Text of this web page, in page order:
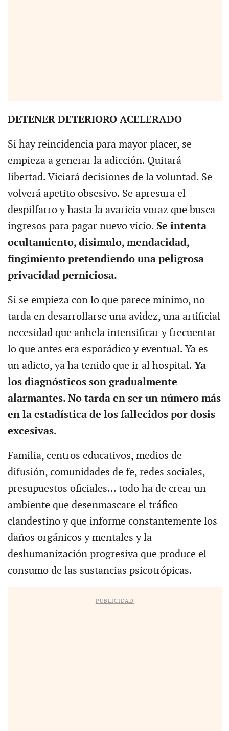
DETENER DETERIORO ACELERADO
Si hay reincidencia para mayor placer, se
empieza a generar la adicción. Quitará
libertad. Viciará decisiones de la voluntad. Se
volverá apetito obsesivo. Se apresura el
despilfarro y hasta la avaricia voraz que busca
ingresos para pagar nuevo vicio. Se intenta
ocultamiento, disimulo, mendacidad,
fingimiento pretendiendo una peligrosa
privacidad perniciosa.
Si se empieza con lo que parece mínimo, no
tarda en desarrollarse una avidez, una artificial
necesidad que anhela intensificar y frecuentar
lo que antes era esporádico y eventual. Ya es
un adicto, ya ha tenido que ir al hospital. Ya
los diagnósticos son gradualmente
alarmantes. No tarda en ser un número más
en la estadística de los fallecidos por dosis
excesivas.
Familia, centros educativos, medios de
difusión, comunidades de fe, redes sociales,
presupuestos oficiales... todo ha de crear un
ambiente que desenmascare el tráfico
clandestino y que informe constantemente los
daños orgánicos y mentales y la
deshumanización progresiva que produce el
consumo de las sustancias psicotrópicas.
PUBLICIDAD